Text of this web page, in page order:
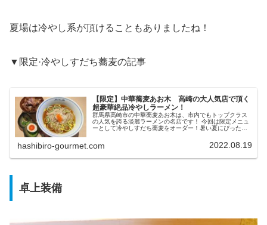
夏場は冷やし系が頂けることもありましたね！
▼限定·冷やしすだち蕎麦の記事
【限定】中華蕎麦あお木 高崎の大人気店で頂く
超豪華絶品冷やしラーメン！
群馬県高崎市の中華蕎麦あお木は、市内でもトップクラス
の人気を誇る淡麗ラーメンの名店です！ 今回は限定メニュ
ーとして冷やしすだち蕎麦をオーダー！暑い夏にぴったり
hashibiro-gourmet.com 2022.08.19
卓上装備